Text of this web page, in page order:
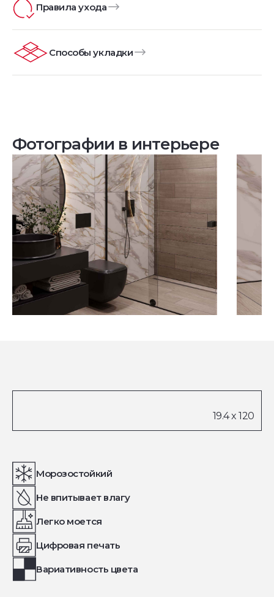
Правила ухода
Способы укладки
Фотографии в интерьере
Посмотреть все проекты
Морозостойкий
Не впитывает влагу
Легко моется
Цифровая печать
Вариативность цвета